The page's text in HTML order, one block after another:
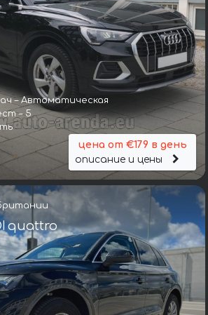
– Автоматическая
– 5
цена от €179 в день
описание и цены
quattro